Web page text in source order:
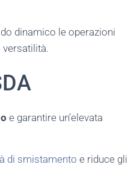
dinamico le operazioni
versatilità.
e garantire un’elevata
di smistamento e riduce gli